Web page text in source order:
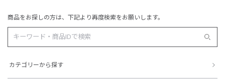
商品をお探しの方は、下記より再度検索をお願いします。
カテゴリーから探す